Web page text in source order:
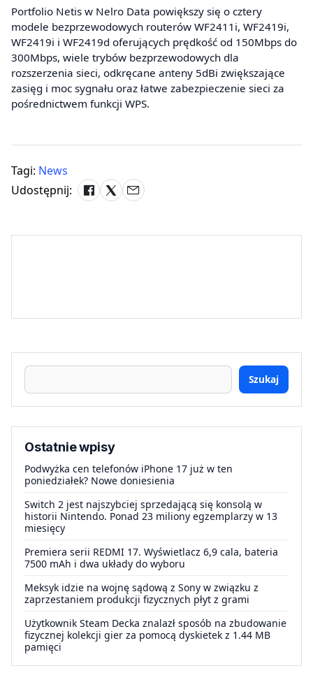
Portfolio Netis w Nelro Data powiększy się o cztery
modele bezprzewodowych routerów WF2411i, WF2419i,
WF2419i i WF2419d oferujących prędkość od 150Mbps do
300Mbps, wiele trybów bezprzewodowych dla
rozszerzenia sieci, odkręcane anteny 5dBi zwiększające
zasięg i moc sygnału oraz łatwe zabezpieczenie sieci za
pośrednictwem funkcji WPS.
Tagi: News
Udostępnij:
Szukaj
Ostatnie wpisy
Podwyżka cen telefonów iPhone 17 już w ten
poniedziałek? Nowe doniesienia
Switch 2 jest najszybciej sprzedającą się konsolą w
historii Nintendo. Ponad 23 miliony egzemplarzy w 13
miesięcy
Premiera serii REDMI 17. Wyświetlacz 6,9 cala, bateria
7500 mAh i dwa układy do wyboru
Meksyk idzie na wojnę sądową z Sony w związku z
zaprzestaniem produkcji fizycznych płyt z grami
Użytkownik Steam Decka znalazł sposób na zbudowanie
fizycznej kolekcji gier za pomocą dyskietek z 1.44 MB
pamięci